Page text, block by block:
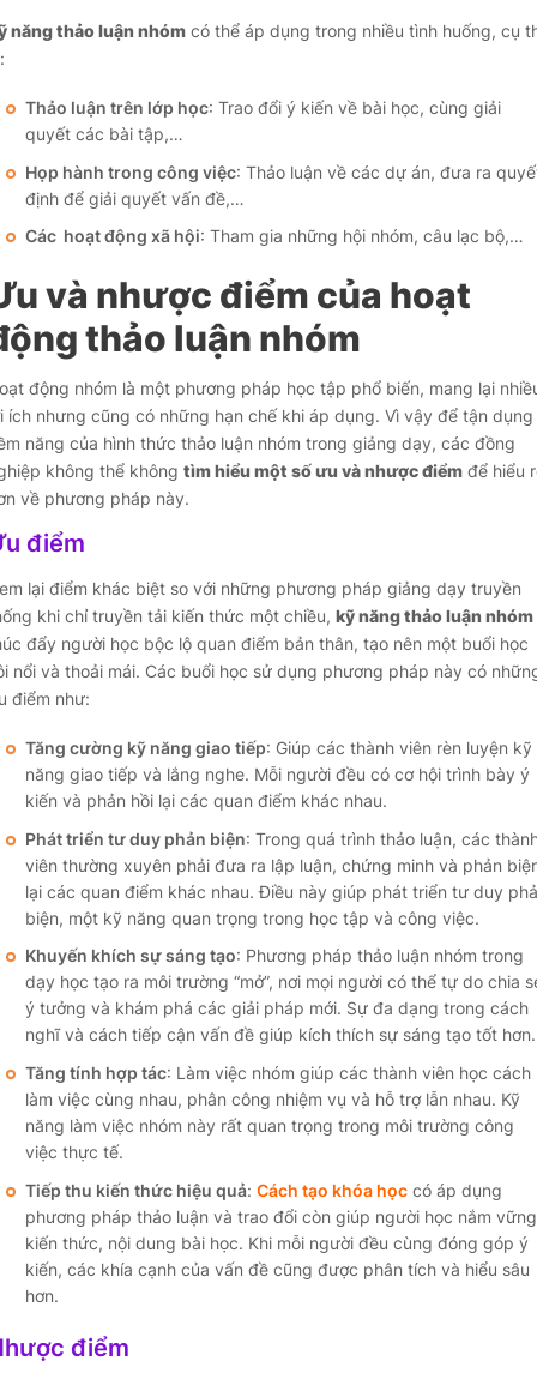
năng thảo luận nhómcó thể áp dụng trong nhiều tình huống, cụ
Thảo luận trên lớp học: Trao đổi ý kiến về bài học, cùng giải
quyết các bài tập,…
Họp hành trong công việc: Thảo luận về các dự án, đưa ra
định để giải quyết vấn đề,…
Các hoạt động xã hội: Tham gia những hội nhóm, câu lạc bộ,…
và nhược điểm của hoạt
thảo luận nhóm
động nhóm là một phương pháp học tập phổ biến, mang lại
ích nhưng cũng có những hạn chế khi áp dụng. Vì vậy để tận dụng
năng của hình thức thảo luận nhóm trong giảng dạy, các đồng
không thể không tìm hiểu một số ưu và nhược điểmđể hiểu
về phương pháp này.
điểm
lại điểm khác biệt so với những phương pháp giảng dạy truyền
khi chỉ truyền tải kiến thức một chiều, kỹ năng thảo luận nhóm
đẩy người học bộc lộ quan điểm bản thân, tạo nên một buổi học
nổi và thoải mái. Các buổi học sử dụng phương pháp này có
điểm như:
Tăng cường kỹ năng giao tiếp: Giúp các thành viên rèn luyện kỹ
năng giao tiếp và lắng nghe. Mỗi người đều có cơ hội trình bày ý
kiến và phản hồi lại các quan điểm khác nhau.
Phát triển tư duy phản biện: Trong quá trình thảo luận, các
viên thường xuyên phải đưa ra lập luận, chứng minh và phản
lại các quan điểm khác nhau. Điều này giúp phát triển tư duy
biện, một kỹ năng quan trọng trong học tập và công việc.
Khuyến khích sự sáng tạo: Phương pháp thảo luận nhóm trong
dạy học tạo ra môi trường “mở”, nơi mọi người có thể tự do chia
ý tưởng và khám phá các giải pháp mới. Sự đa dạng trong cách
nghĩ và cách tiếp cận vấn đề giúp kích thích sự sáng tạo tốt hơn.
Tăng tính hợp tác: Làm việc nhóm giúp các thành viên học cách
làm việc cùng nhau, phân công nhiệm vụ và hỗ trợ lẫn nhau. Kỹ
năng làm việc nhóm này rất quan trọng trong môi trường công
việc thực tế.
Tiếp thu kiến thức hiệu quả: Cách tạo khóa họccó áp dụng
phương pháp thảo luận và trao đổi còn giúp người học nắm vững
kiến thức, nội dung bài học. Khi mỗi người đều cùng đóng góp ý
kiến, các khía cạnh của vấn đề cũng được phân tích và hiểu sâu
hơn.
điểm